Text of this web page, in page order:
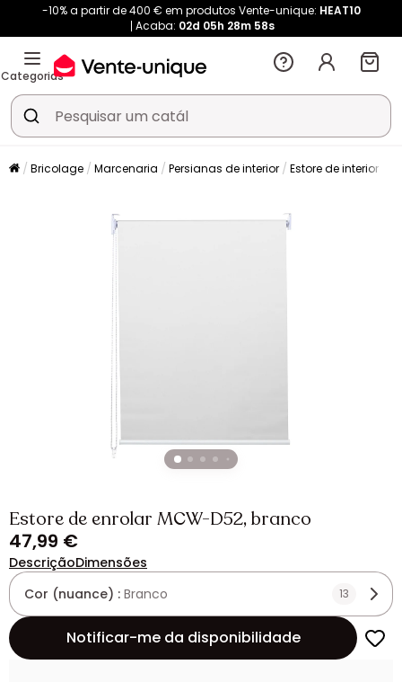
-10% a partir de 400 € em produtos Vente-unique: HEAT10
Acaba: 02d 05h 28m 58s
Categorias
Bricolage Marcenaria Persianas de interior Estore de interior
Estore de enrolar MCW-D52, branco
47,99 €
DescriçãoDimensões
Cor (nuance) : Branco 13
Notificar-me da disponibilidade